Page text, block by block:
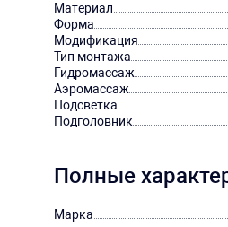
Материал
Форма
Модификация
Тип монтажа
Гидромассаж
Аэромассаж
Подсветка
Подголовник
Полные
Марка